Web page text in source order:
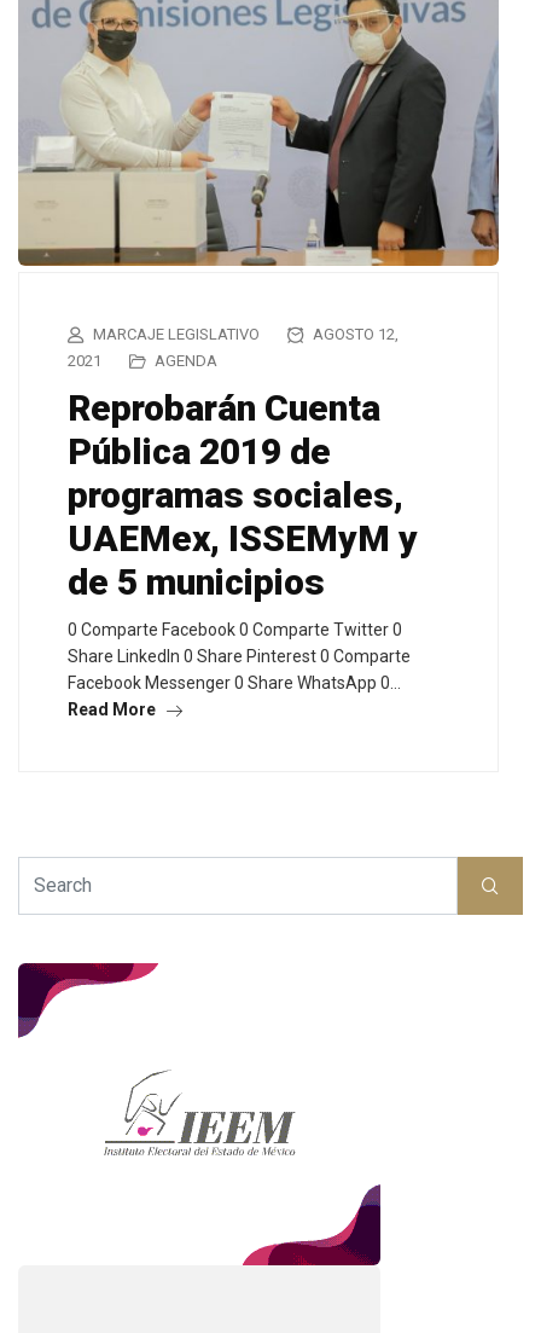
MARCAJE LEGISLATIVO
AGOSTO 12,
2021
AGENDA
Reprobarán Cuenta
Pública 2019 de
programas sociales,
UAEMex, ISSEMyM y
de 5 municipios
0 Comparte Facebook 0 Comparte Twitter 0
Share LinkedIn 0 Share Pinterest 0 Comparte
Facebook Messenger 0 Share WhatsApp 0…
Read More